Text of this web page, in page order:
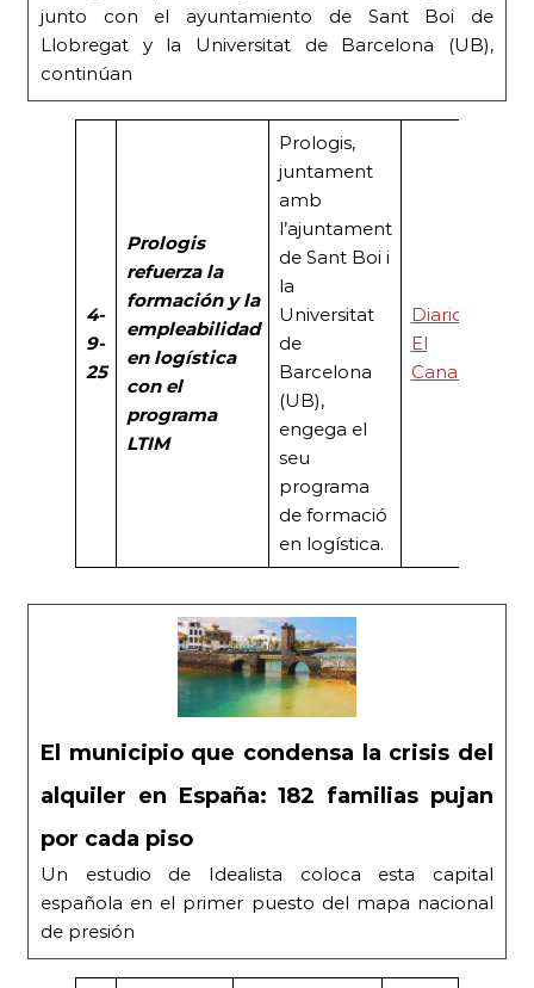
junto con el ayuntamiento de Sant Boi de
Llobregat y la Universitat de Barcelona (UB),
continúan
4-
9-
25
Prologis
refuerza la
formación y la
empleabilidad
en logística
con el
programa
LTIM
Prologis,
juntament
amb
l’ajuntament
de Sant Boi i
la
Universitat
de
Barcelona
(UB),
engega el
seu
programa
de formació
en logística.
Diario
El
Canal
El municipio que condensa la crisis del
alquiler en España: 182 familias pujan
por cada piso
Un estudio de Idealista coloca esta capital
española en el primer puesto del mapa nacional
de presión